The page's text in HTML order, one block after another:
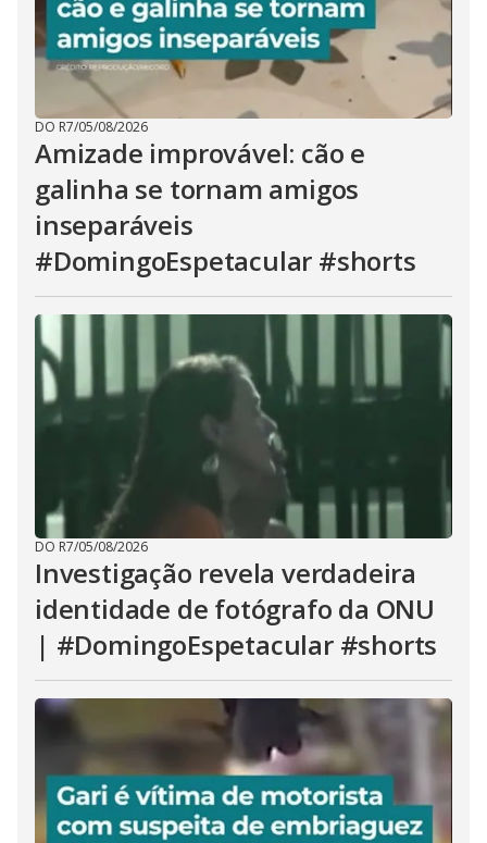
DO R7/05/08/2026
Amizade improvável: cão e
galinha se tornam amigos
inseparáveis
#DomingoEspetacular #shorts
DO R7/05/08/2026
Investigação revela verdadeira
identidade de fotógrafo da ONU
| #DomingoEspetacular #shorts